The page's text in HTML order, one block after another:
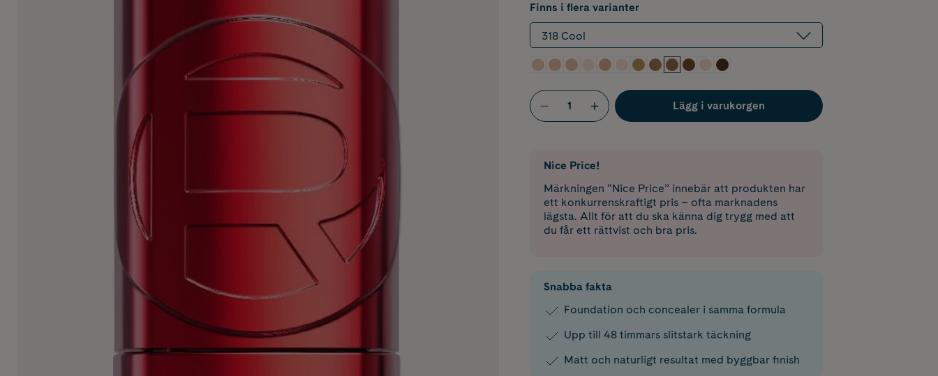
Finns i flera varianter
318 Cool
Lägg i varukorgen
Nice Price!
Märkningen “Nice Price” innebär att produkten har
ett konkurrenskraftigt pris – ofta marknadens
lägsta. Allt för att du ska känna dig trygg med att
du får ett rättvist och bra pris.
Snabba fakta
Foundation och concealer i samma formula
Upp till 48 timmars slitstark täckning
Matt och naturligt resultat med byggbar finish